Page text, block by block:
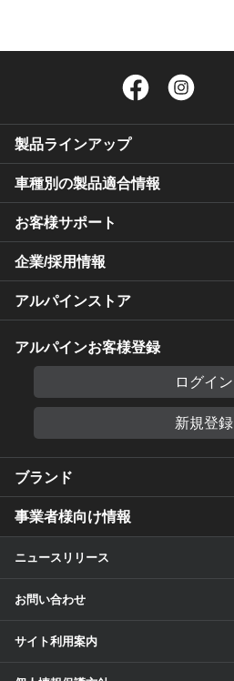
Facebook
製品ラインアップ
車種別の製品適合情報
お客様サポート
企業/採用情報
アルパインストア
アルパインお客様登録
ログイン
新規登録
ブランド
事業者様向け情報
ニュースリリース
お問い合わせ
サイト利用案内